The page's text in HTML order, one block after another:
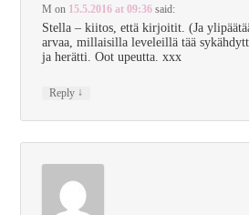
M on 15.5.2016 at 09:36 said:
Stella – kiitos, että kirjoitit. (Ja
arvaa, millaisilla leveleillä tää
ja herätti. Oot upeutta. xxx
Reply ↓